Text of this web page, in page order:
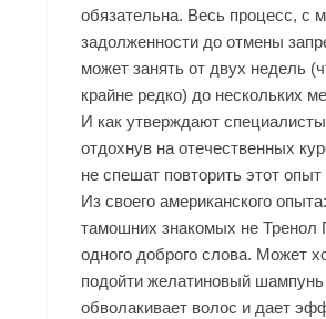
обязательна. Весь процесс, с
задолженности до отмены
может занять от двух недель
крайне редко) до нескольких
И как утверждают
отдохнув на отечественных
не спешат повторить этот опыт
Из своего американского
тамошних знакомых не Тренол
одного доброго слова. Может
подойти желатиновый
обволакивает волос и дает